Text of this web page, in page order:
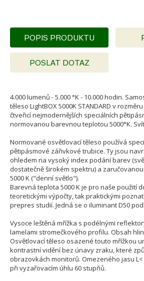
POPIS PRODUKTU
POSLAT DOTAZ
4.000 lumenů - 5.000 °K - 10.000 hodin.
těleso LightBOX 5000K STANDARD v
čtveřicí nejmodernějších speciálních
normovanou barevnou teplotou 5000°K.
Normované osvětlovací těleso používá
pětipásmové zářivkové trubice. Ty jsou
ohledem na vysoký index podání barev
dostatečně širokém spektru) a
5000 K ("denní světlo").
Barevná teplota 5000 K je pro naše použití
teoretickými výpočty, tak praktickými
prepres studií. Jedná se o iluminant D50
Vysoce leštěná mřížka s podélnými
lamelami stromečkového profilu. Obsah
Osvětlovací těleso osazené touto mřížkou
kontrastní vidění bez únavy zraku, které
obrazovkách monitorů. Omezeného jasu
při vyzařovacím úhlu 60 stupňů.